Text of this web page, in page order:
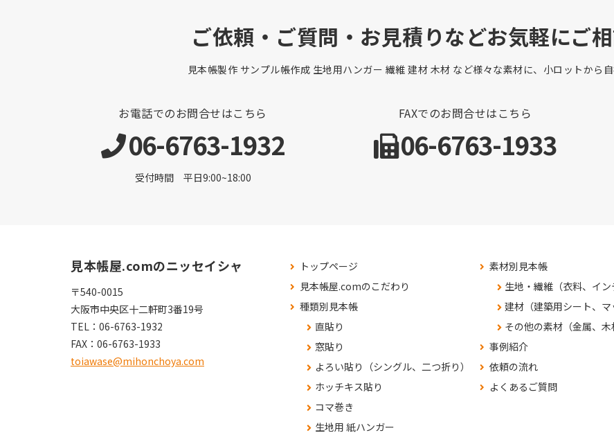
ご依頼・ご質問・お見積りなどお気軽にご相
見本帳製作 サンプル帳作成 生地用ハンガー 繊維 建材 木材 など様々な素材に、小ロットから自
お電話でのお問合せはこちら
06-6763-1932
受付時間 平日9:00~18:00
FAXでのお問合せはこちら
06-6763-1933
見本帳屋.comのニッセイシャ
〒540-0015
大阪市中央区十二軒町3番19号
TEL： 06-6763-1932
FAX： 06-6763-1933
toiawase@mihonchoya.com
トップページ
見本帳屋.comのこだわり
種類別見本帳
直貼り
窓貼り
よろい貼り（シングル、二つ折り）
ホッチキス貼り
コマ巻き
生地用 紙ハンガー
素材別見本帳
生地・繊維（衣料、イン
建材（建築用シート、マ
その他の素材（金属、木
事例紹介
依頼の流れ
よくあるご質問